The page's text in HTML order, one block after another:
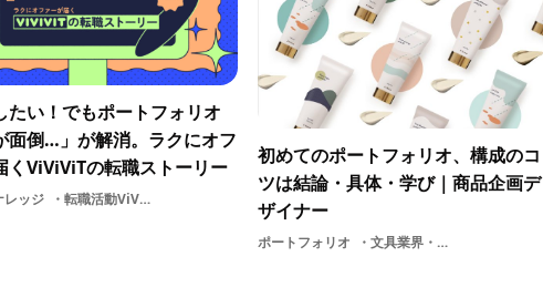
たい！でもポートフォリオ
面倒…」が解消。ラクにオフ
くViViViTの転職ストーリー
レッジ 転職活動ViViViTの使い方デザイナー
初めてのポートフォリオ、構成のコ
ツは結論・具体・学び｜商品企画デ
ザイナー
ポートフォリオ 文具業界・商品企画